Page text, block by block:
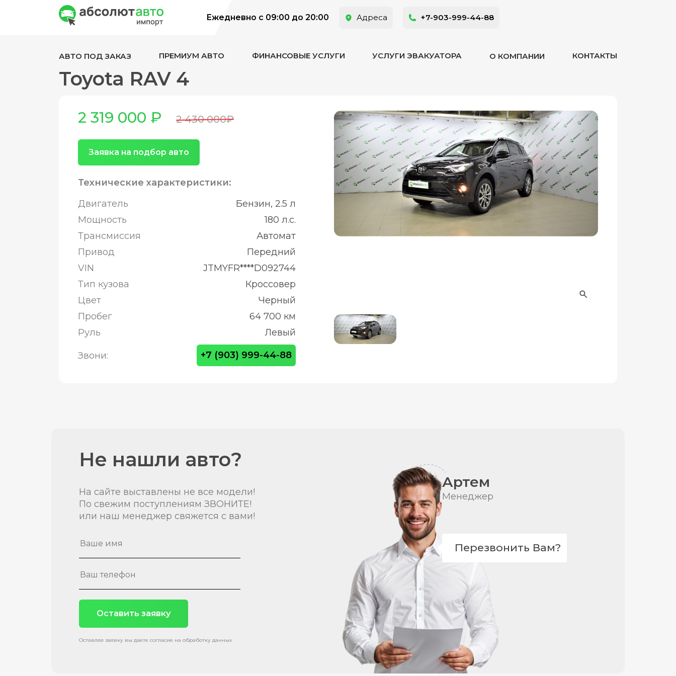
Ежедневно с 09:00 до 20:00 Адреса +7-903-999-44-88
АВТО ПОД ЗАКАЗ ПРЕМИУМ АВТО ФИНАНСОВЫЕ УСЛУГИ УСЛУГИ ЭВАКУАТОРА О КОМПАНИИ КОНТАКТЫ
Toyota RAV 4
2 319 000 ₽ 2 430 000₽
Заявка на подбор авто
Технические характеристики:
Двигатель
Бензин, 2.5 л
Мощность
180 л.с.
Трансмиссия
Автомат
Привод
Передний
VIN
JTMYFR****D092744
Тип кузова
Кроссовер
Цвет
Черный
Пробег
64 700 км
Руль
Левый
Звони: +7 (903) 999-44-88
Не нашли авто?
На сайте выставлены не все модели!
По свежим поступлениям ЗВОНИТЕ!
или наш менеджер свяжется с вами!
Оставить заявку
Оставляя заявку вы даете согласие на обработку данных
Артем
Менеджер
Перезвонить Вам?